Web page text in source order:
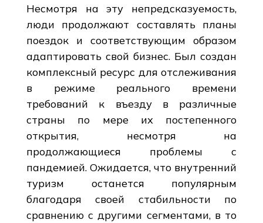
Несмотря на эту непредсказуемость,
люди продолжают составлять планы
поездок и соответствующим образом
адаптировать свой бизнес. Был создан
комплексный ресурс для отслеживания
в режиме реального времени
требований к въезду в различные
страны по мере их постепенного
открытия, несмотря на
продолжающиеся проблемы с
пандемией. Ожидается, что внутренний
туризм останется популярным
благодаря своей стабильности по
сравнению с другими сегментами, в то